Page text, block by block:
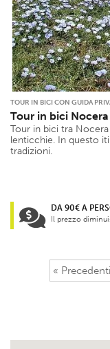
TOUR IN BICI CON GUIDA
Tour in bici
Tour in bici tra
lenticchie. In questo
tradizioni.
DA 90€ A
Il prezzo
« Precedenti